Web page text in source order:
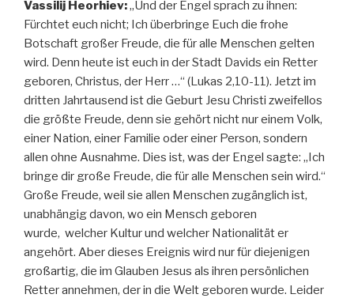
Vassilij Heorhiev:„Und der Engel sprach zu ihnen:
Fürchtet euch nicht; Ich überbringe Euch die frohe
Botschaft großer Freude, die für alle Menschen gelten
wird. Denn heute ist euch in der Stadt Davids ein Retter
geboren, Christus, der Herr …“ (Lukas 2,10-11). Jetzt im
dritten Jahrtausend ist die Geburt Jesu Christi zweifellos
die größte Freude, denn sie gehört nicht nur einem Volk,
einer Nation, einer Familie oder einer Person, sondern
allen ohne Ausnahme. Dies ist, was der Engel sagte: „Ich
bringe dir große Freude, die für alle Menschen sein wird.“
Große Freude, weil sie allen Menschen zugänglich ist,
unabhängig davon, wo ein Mensch geboren
wurde, welcher Kultur und welcher Nationalität er
angehört. Aber dieses Ereignis wird nur für diejenigen
großartig, die im Glauben Jesus als ihren persönlichen
Retter annehmen, der in die Welt geboren wurde. Leider